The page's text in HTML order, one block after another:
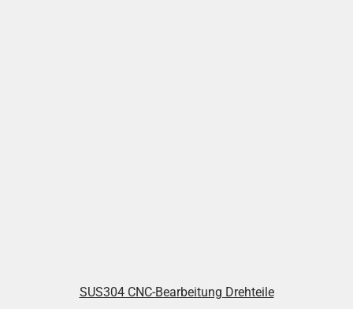
SUS304 CNC-Bearbeitung Drehteile